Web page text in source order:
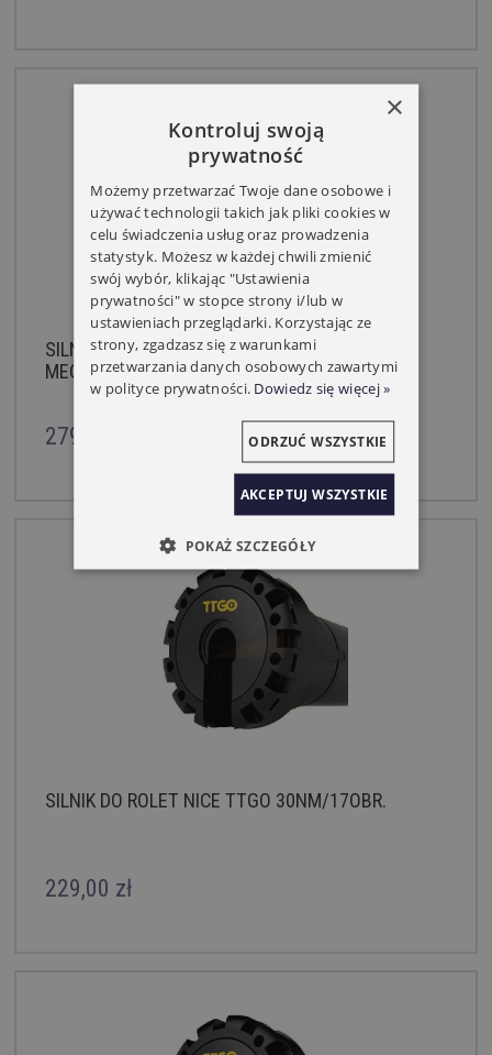
SILNIK DO ROLET NICE TTGO 8NM Z RADIEM
MECHANICZNE KRAŃCÓWKI
279,00 zł
SILNIK DO ROLET NICE TTGO 30NM/17OBR.
229,00 zł
×
Kontroluj swoją
prywatność
Możemy przetwarzać Twoje dane osobowe i
używać technologii takich jak pliki cookies w
celu świadczenia usług oraz prowadzenia
statystyk. Możesz w każdej chwili zmienić
swój wybór, klikając "Ustawienia
prywatności" w stopce strony i/lub w
ustawieniach przeglądarki. Korzystając ze
strony, zgadzasz się z warunkami
przetwarzania danych osobowych zawartymi
w polityce prywatności. Dowiedz się więcej »
AKCEPTUJ WSZYSTKIE
ODRZUĆ WSZYSTKIE
POKAŻ SZCZEGÓŁY